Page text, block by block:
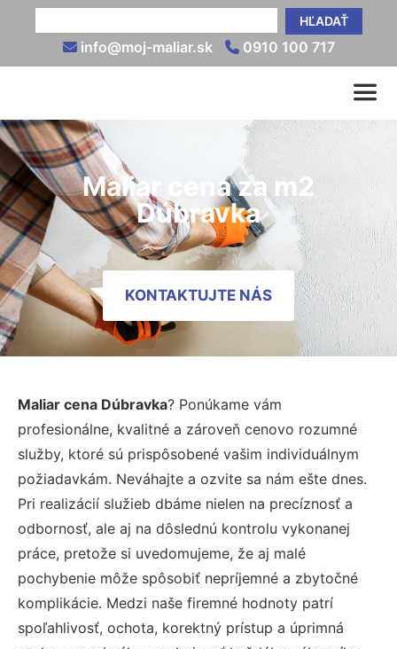
HĽADAŤ
info@moj-maliar.sk 0910 100 717
Maliar cena za m2
Dúbravka
KONTAKTUJTE NÁS
Maliar cena Dúbravka? Ponúkame vám
profesionálne, kvalitné a zároveň cenovo rozumné
služby, ktoré sú prispôsobené vašim individuálnym
požiadavkám. Neváhajte a ozvite sa nám ešte dnes.
Pri realizácií služieb dbáme nielen na precíznosť a
odbornosť, ale aj na dôslednú kontrolu vykonanej
práce, pretože si uvedomujeme, že aj malé
pochybenie môže spôsobiť nepríjemné a zbytočné
komplikácie. Medzi naše firemné hodnoty patrí
spoľahlivosť, ochota, korektný prístup a úprimná